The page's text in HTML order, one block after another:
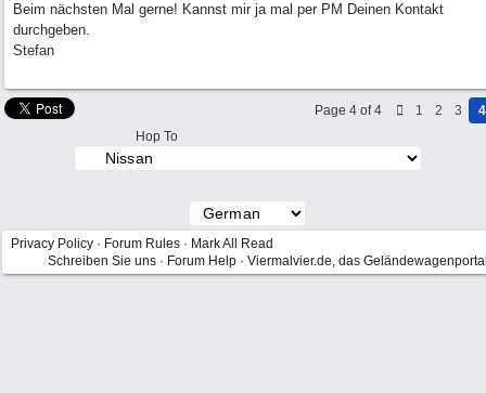
Beim nächsten Mal gerne! Kannst mir ja mal per PM Deinen Kontakt
durchgeben.
Stefan
Page 4 of 4 1 2 3
4
Hop To
Privacy Policy · Forum Rules · Mark All Read
Schreiben Sie uns · Forum Help · Viermalvier.de, das